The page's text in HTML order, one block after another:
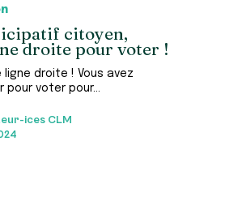
citoyen,
droite pour voter !
ligne droite ! Vous avez
pour voter pour…
ices CLM